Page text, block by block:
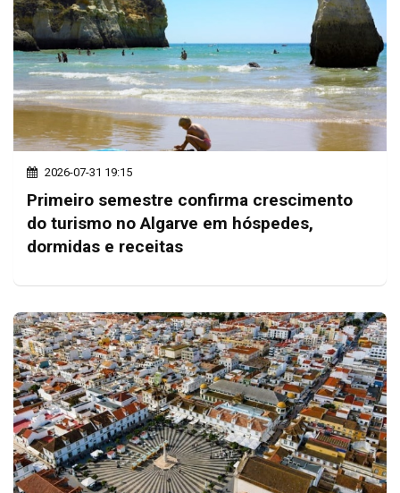
2026-07-31 19:15
Primeiro semestre confirma crescimento
do turismo no Algarve em hóspedes,
dormidas e receitas